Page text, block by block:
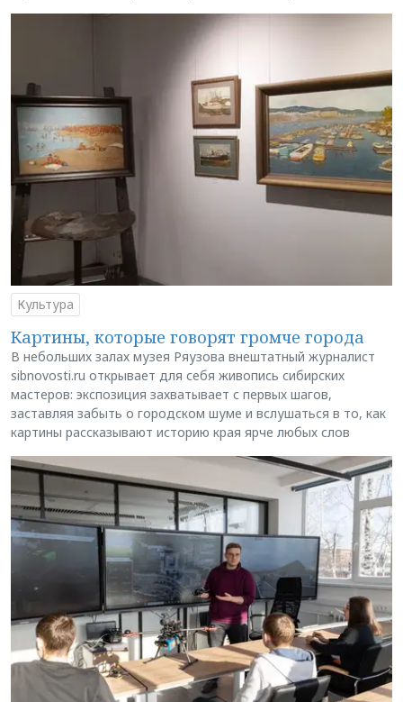
Культура
Картины, которые говорят громче города
В небольших залах музея Ряузова внештатный журналист
sibnovosti.ru открывает для себя живопись сибирских
мастеров: экспозиция захватывает с первых шагов,
заставляя забыть о городском шуме и вслушаться в то, как
картины рассказывают историю края ярче любых слов